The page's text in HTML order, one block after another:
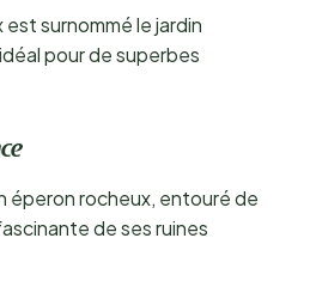
surnommé le jardin
pour de superbes
éperon rocheux, entouré de
de ses ruines